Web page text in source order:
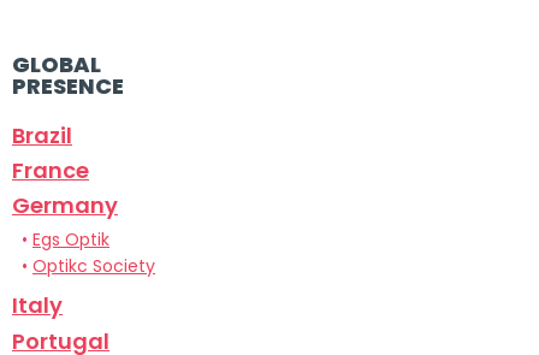
GLOBAL
PRESENCE
Brazil
France
Germany
• Egs Optik
• Optikc Society
Italy
Portugal